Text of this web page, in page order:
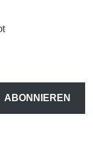
ABONNIEREN